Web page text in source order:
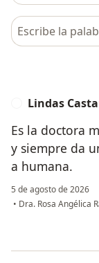
Busca en
Lindas
Es la doctora
y siempre da
a humana.
5 de agosto de 2026
• Dra. Rosa Angélica